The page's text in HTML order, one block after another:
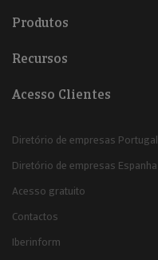
Produtos
Recursos
Acesso Clientes
Diretório de empresas Portugal
Diretório de empresas Espanha
Acesso gratuito
Contactos
Iberinform